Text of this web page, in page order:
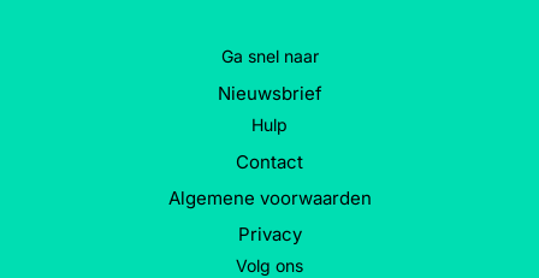
Ga snel naar
Nieuwsbrief
Hulp
Contact
Algemene voorwaarden
Privacy
Volg ons